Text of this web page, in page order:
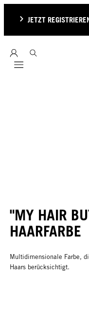
JETZT
Mobile navigation
"MY HAIR
HAARFARBE
Multidimensionale Farbe,
Haars berücksichtigt.